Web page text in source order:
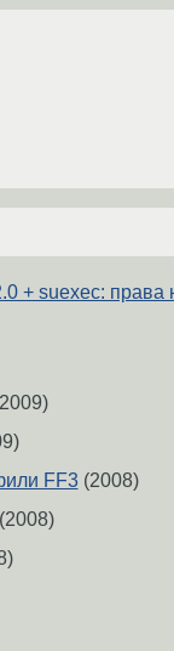
+ suexec: права
FF3(2008)